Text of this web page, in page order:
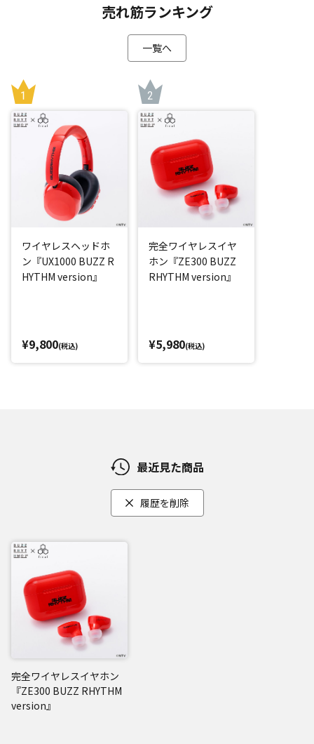
売れ筋ランキング
一覧へ
ワイヤレスヘッドホ
ン『UX1000 BUZZ R
HYTHM version』
¥9,800(税込)
完全ワイヤレスイヤ
ホン『ZE300 BUZZ
RHYTHM version』
¥5,980(税込)
最近見た商品
履歴を削除
完全ワイヤレスイヤホン
『ZE300 BUZZ RHYTHM
version』